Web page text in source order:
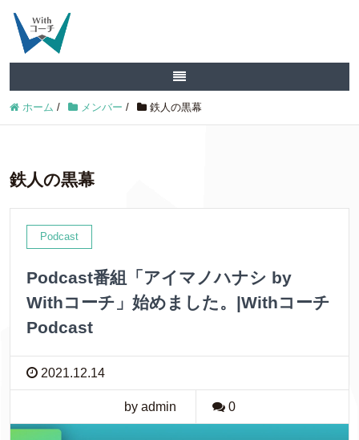
ホーム / メンバー / 鉄人の黒幕
鉄人の黒幕
Podcast
Podcast番組「アイマノハナシ by
Withコーチ」始めました。|Withコーチ
Podcast
2021.12.14
by admin 0